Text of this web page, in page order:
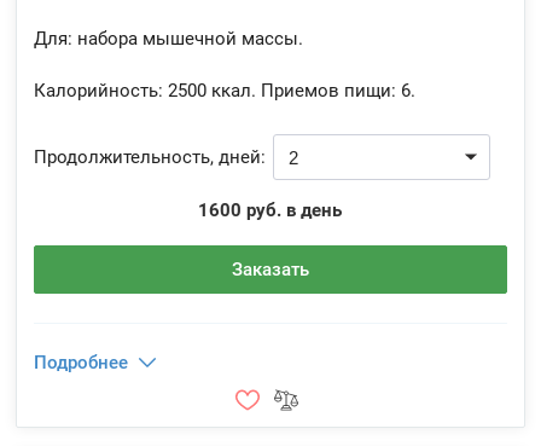
Для: набора мышечной массы.
Калорийность: 2500 ккал. Приемов пищи: 6.
Продолжительность, дней:
1600 руб. в день
Заказать
Подробнее